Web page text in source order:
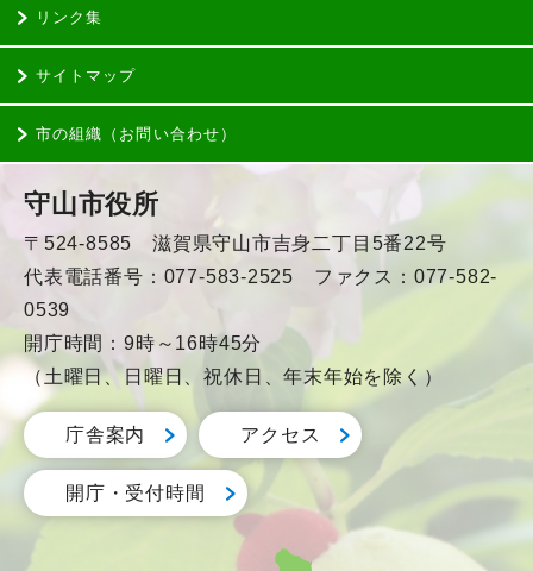
リンク集
サイトマップ
市の組織（お問い合わせ）
守山市役所
〒524-8585 滋賀県守山市吉身二丁目5番22号
代表電話番号：077-583-2525 ファクス：077-582-
0539
開庁時間：9時～16時45分
（土曜日、日曜日、祝休日、年末年始を除く）
庁舎案内 アクセス
開庁・受付時間